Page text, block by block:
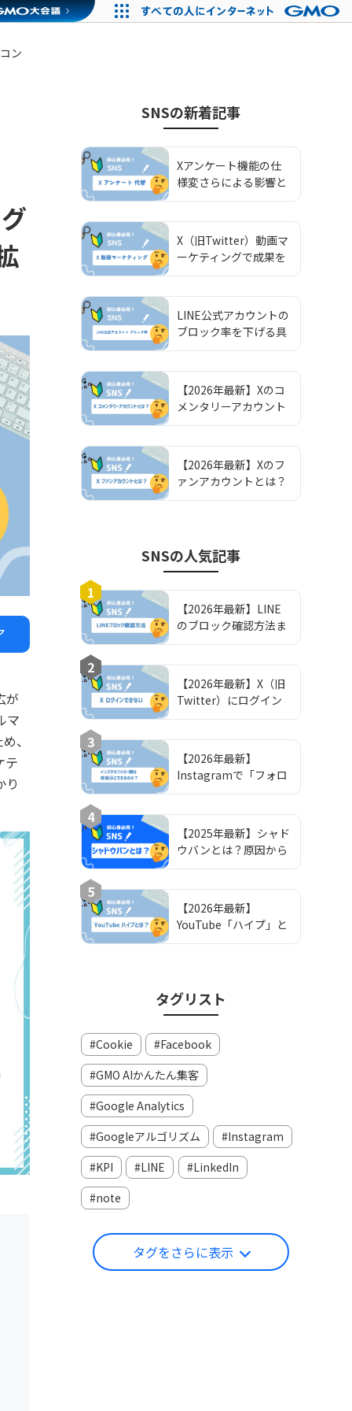
ン
が
マ
、
テ
り
SNSの新着記事
Xアンケート機能の仕
様変さらによる影響と
代替施策の選び方・使
X（旧Twitter）動画マ
ーケティングで成果を
出す活用法と戦略設計
LINE公式アカウントの
ブロック率を下げる具
体的な方法と適切な目
【2026年最新】Xのコ
メンタリーアカウント
とは？パロディアカウ
ベルの設定方法を解説
【2026年最新】Xのフ
ァンアカウントとは？
パロディアカウントと
SNSの人気記事
1
【2026年最新】LINE
のブロック確認方法ま
とめ！確認方法から注
2
【2026年最新】X（旧
Twitter）にログイン
できない原因と対処ガ
3
【2026年最新】
Instagramで「フォロ
ー欄を非公開」にする
用の完全ガイド
4
【2025年最新】シャド
ウバンとは？原因から
解除方法・対策までを
5
【2026年最新】
YouTube「ハイプ」と
は？仕組み・使い方・
タグリスト
Cookie
Facebook
GMO AIかんたん集客
Google Analytics
Googleアルゴリズム
Instagram
KPI
LINE
LinkedIn
note
タグをさらに表示